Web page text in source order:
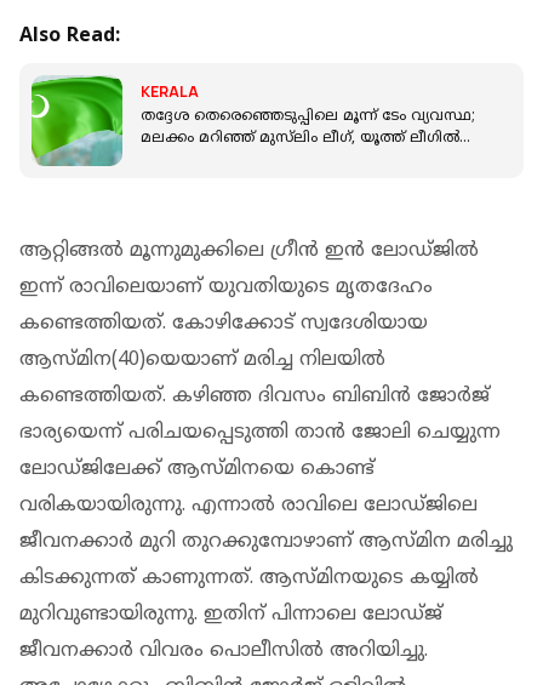
Also Read:
KERALA
തദ്ദേശ തെരെഞ്ഞെടുപ്പിലെ മൂന്ന് ടേം വ്യവസ്ഥ;
മലക്കം മറിഞ്ഞ് മുസ്‌ലിം ലീഗ്, യൂത്ത് ലീഗിൽ
ആറ്റിങ്ങല്‍ മൂന്നുമുക്കിലെ ഗ്രീന്‍ ഇന്‍ ലോഡ്ജില്‍
ഇന്ന് രാവിലെയാണ് യുവതിയുടെ മൃതദേഹം
കണ്ടെത്തിയത്. കോഴിക്കോട് സ്വദേശിയായ
ആസ്മിന(40)യെയാണ് മരിച്ച നിലയില്‍
കണ്ടെത്തിയത്. കഴിഞ്ഞ ദിവസം ബിബിന്‍ ജോര്‍ജ്
ഭാര്യയെന്ന് പരിചയപ്പെടുത്തി താന്‍ ജോലി ചെയ്യുന്ന
ലോഡ്ജിലേക്ക് ആസ്മിനയെ കൊണ്ട്
വരികയായിരുന്നു. എന്നാല്‍ രാവിലെ ലോഡ്ജിലെ
ജീവനക്കാര്‍ മുറി തുറക്കുമ്പോഴാണ് ആസ്മിന മരിച്ചു
കിടക്കുന്നത് കാണുന്നത്. ആസ്മിനയുടെ കയ്യില്‍
മുറിവുണ്ടായിരുന്നു. ഇതിന് പിന്നാലെ ലോഡ്ജ്
ജീവനക്കാര്‍ വിവരം പൊലീസില്‍ അറിയിച്ചു.